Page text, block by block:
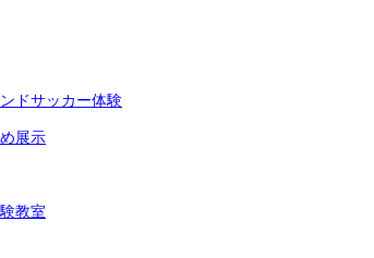
ドサッカー体験
展示
教室